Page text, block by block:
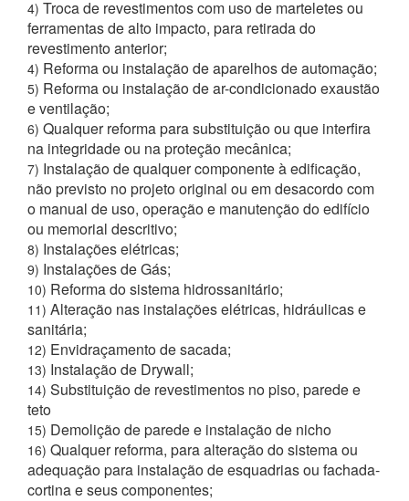
4) Troca de revestimentos com uso de marteletes ou
ferramentas de alto impacto, para retirada do
revestimento anterior;
4) Reforma ou instalação de aparelhos de automação;
5) Reforma ou instalação de ar-condicionado exaustão
e ventilação;
6) Qualquer reforma para substituição ou que interfira
na integridade ou na proteção mecânica;
7) Instalação de qualquer componente à edificação,
não previsto no projeto original ou em desacordo com
o manual de uso, operação e manutenção do edifício
ou memorial descritivo;
8) Instalações elétricas;
9) Instalações de Gás;
10) Reforma do sistema hidrossanitário;
11) Alteração nas instalações elétricas, hidráulicas e
sanitária;
12) Envidraçamento de sacada;
13) Instalação de Drywall;
14) Substituição de revestimentos no piso, parede e
teto
15) Demolição de parede e instalação de nicho
16) Qualquer reforma, para alteração do sistema ou
adequação para instalação de esquadrias ou fachada-
cortina e seus componentes;